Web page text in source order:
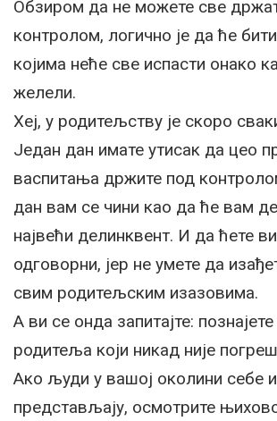
Обзиром да не можете све
контролом, логично је да ће
којима неће све испасти онако
желели.
Хеј, у родитељству је скоро
Један дан имате утисак да цео
васпитања држите под
дан вам се чини као да ће вам
највећи делинквент. И да ћете
одговорни, јер не умете да
свим родитељским изазовима.
А ви се онда запитајте:
родитеља који никад није
Ако људи у вашој околини себе
представљају, осмотрите